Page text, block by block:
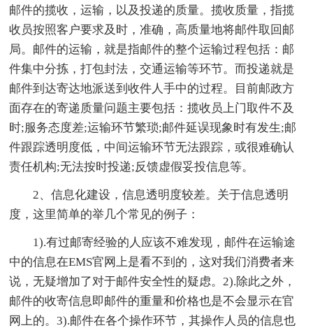
邮件的揽收，运输，以及投递的质量。揽收质量，指揽
收员按照客户要求及时，准确，高质量地将邮件取回邮
局。邮件的运输，就是指邮件的整个运输过程包括：邮
件集中分拣，打包封法，交通运输等环节。而投递就是
邮件到达寄达地派送到收件人手中的过程。目前邮政方
面存在的寄递质量问题主要包括：揽收员上门取件不及
时;服务态度差;运输环节繁琐;邮件延误现象时有发生;邮
件跟踪透明度低，中间运输环节无法跟踪，或很难确认
责任机构;无法按时投递;反馈虚假妥投信息等。
2、信息化建设，信息透明度较差。关于信息透明
度，这里简单的举几个常见的例子：
1).有过邮寄经验的人应该不难发现，邮件在运输途
中的信息在EMS官网上是看不到的，这对我们消费者来
说，无疑增加了对于邮件安全性的疑虑。2).除此之外，
邮件的收寄信息即邮件的重量和价格也是不会显示在官
网上的。3).邮件在各个操作环节，其操作人员的信息也